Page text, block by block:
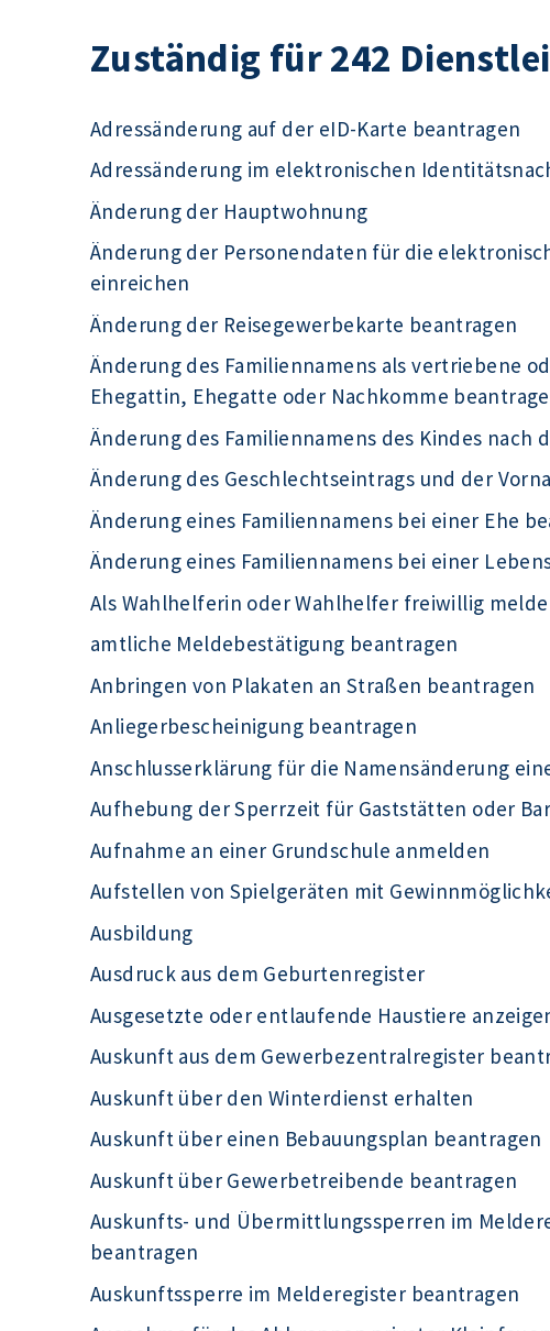
Zuständig für 242
Adressänderung auf der eID-Karte beantragen
Adressänderung im elektronischen
Änderung der Hauptwohnung
Änderung der Personendaten für die
einreichen
Änderung der Reisegewerbekarte beantragen
Änderung des Familiennamens als vertriebene
Ehegattin, Ehegatte oder Nachkomme
Änderung des Familiennamens des Kindes nach
Änderung des Geschlechtseintrags und der
Änderung eines Familiennamens bei einer Ehe
Änderung eines Familiennamens bei einer
Als Wahlhelferin oder Wahlhelfer freiwillig
amtliche Meldebestätigung beantragen
Anbringen von Plakaten an Straßen beantragen
Anliegerbescheinigung beantragen
Anschlusserklärung für die Namensänderung
Aufhebung der Sperrzeit für Gaststätten oder
Aufnahme an einer Grundschule anmelden
Aufstellen von Spielgeräten mit
Ausbildung
Ausdruck aus dem Geburtenregister
Ausgesetzte oder entlaufende Haustiere
Auskunft aus dem Gewerbezentralregister
Auskunft über den Winterdienst erhalten
Auskunft über einen Bebauungsplan beantragen
Auskunft über Gewerbetreibende beantragen
Auskunfts- und Übermittlungssperren im
beantragen
Auskunftssperre im Melderegister beantragen